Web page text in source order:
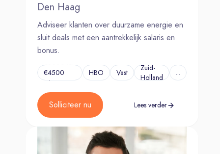
Den Haag
Adviseer klanten over duurzame energie en
sluit deals met een aantrekkelijk salaris en
bonus.
€3000 tot
€4500
p/m
HBO Vast
Zuid-
Holland
...
Solliciteer nu Lees verder